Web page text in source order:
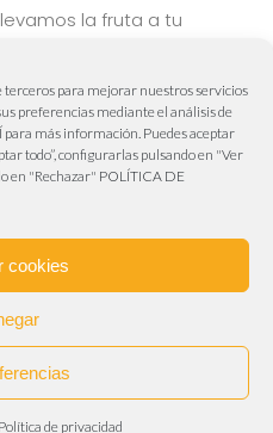
terceros para mejorar nuestros servicios
preferencias mediante el análisis de
para más información. Puedes aceptar
todo”, configurarlas pulsando en "Ver
en "Rechazar" POLÍTICA DE
cookies
de privacidad
la fruta a tu
& Marketing
– 606 50 61 62
– Málaga – Granada
A-92 Km, 4. 41500
(Sevilla)